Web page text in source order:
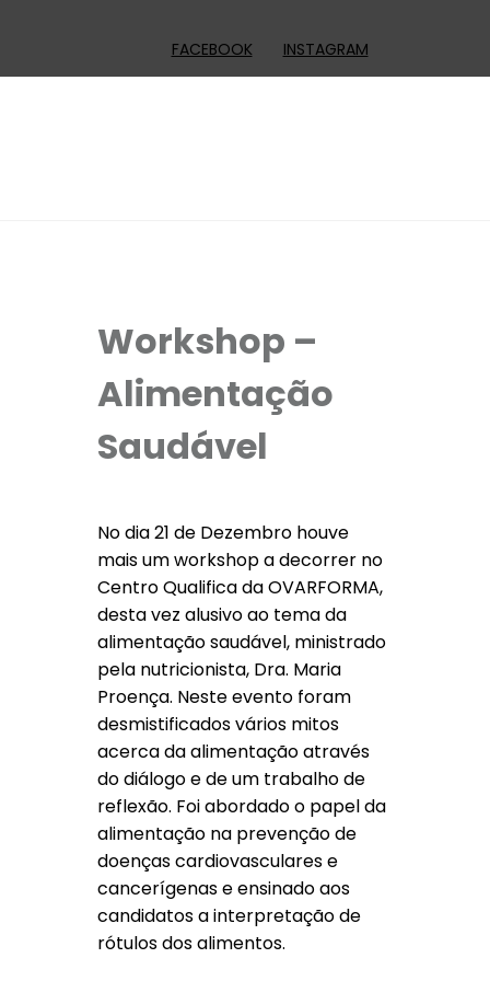
FACEBOOK INSTAGRAM
Workshop –
Alimentação
Saudável
No dia 21 de Dezembro houve
mais um workshop a decorrer no
Centro Qualifica da OVARFORMA,
desta vez alusivo ao tema da
alimentação saudável, ministrado
pela nutricionista, Dra. Maria
Proença. Neste evento foram
desmistificados vários mitos
acerca da alimentação através
do diálogo e de um trabalho de
reflexão. Foi abordado o papel da
alimentação na prevenção de
doenças cardiovasculares e
cancerígenas e ensinado aos
candidatos a interpretação de
rótulos dos alimentos.